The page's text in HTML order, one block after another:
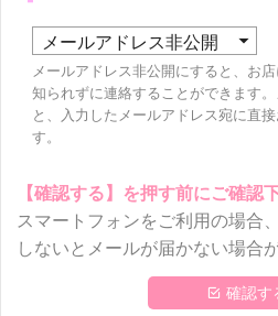
メールアドレス非公開にすると、お
知られずに連絡することができます
と、入力したメールアドレス宛に直
す。
【確認する】を押す前にご確認
スマートフォンをご利用の場合
しないとメールが届かない場合
 確認す